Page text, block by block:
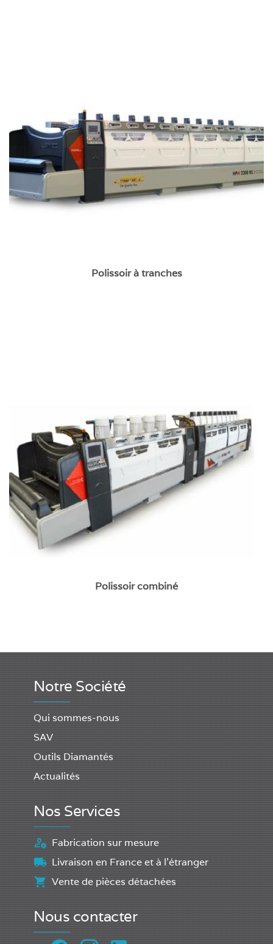
Polissoir à tranches
Polissoir combiné
Polissoir combiné
Notre Société
Qui sommes-nous
SAV
Outils Diamantés
Actualités
Nos Services
Fabrication sur mesure
Livraison en France et à l'étranger
Vente de pièces détachées
Nous contacter